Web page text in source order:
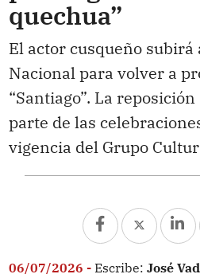
quechua”
El actor cusqueño subirá
Nacional para volver a
“Santiago”. La
parte de las
vigencia del Grupo
06/07/2026 - Escribe: José